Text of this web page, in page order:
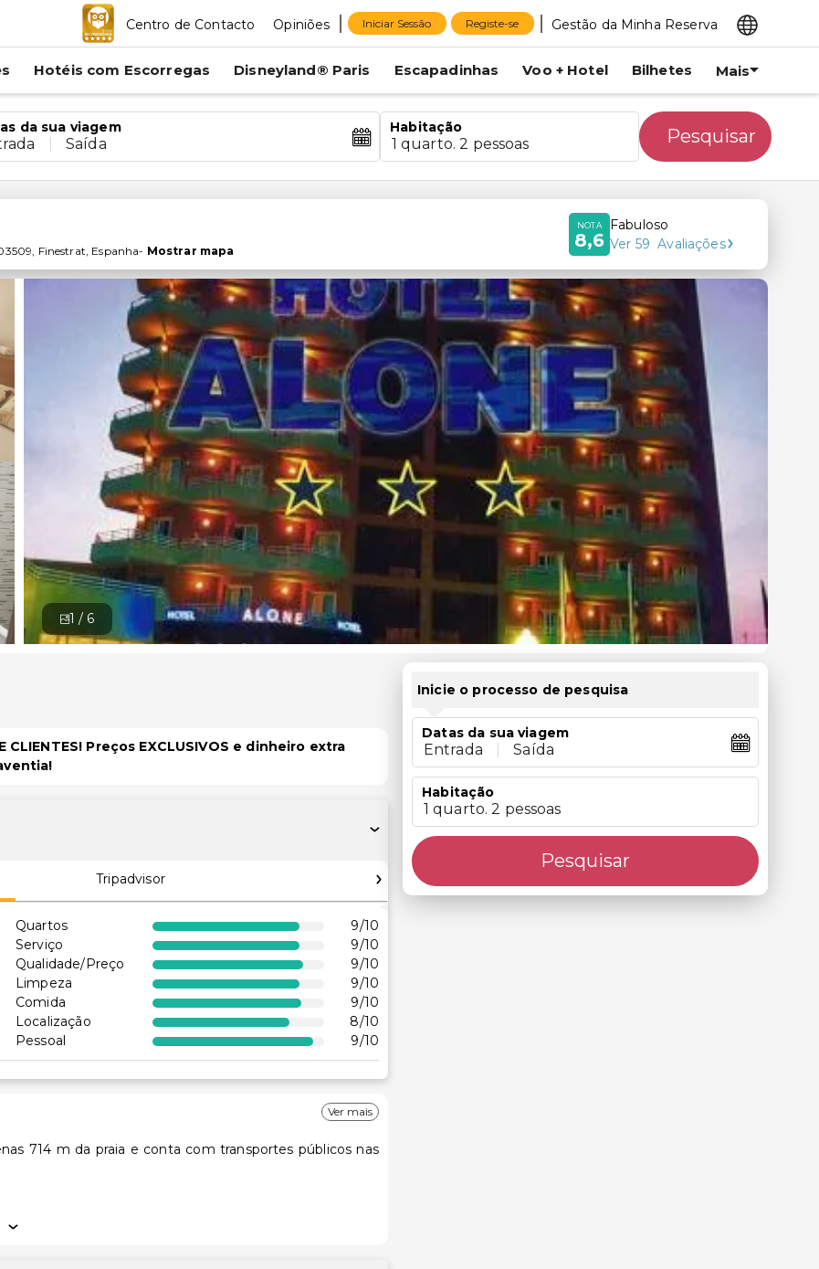
Centro de Contacto Opiniões Iniciar Sessão Registe-se Gestão da Minha Reserva
Hotéis com Escorregas Disneyland® Paris Escapadinhas Voo + Hotel Bilhetes Mais
da sua viagem
Saída
Habitação
1 quarto. 2 pessoas Pesquisar
, Finestrat, Espanha- Mostrar mapa
NOTA
8,6
Fabuloso
Ver 59 Avaliações
1 / 6
CLIENTES! Preços EXCLUSIVOS e dinheiro extra
Tripadvisor
Quartos 9/10
Serviço
9/10
Qualidade/Preço
9/10
Limpeza
9/10
Comida
9/10
Localização
8/10
Pessoal
9/10
Ver mais
714 m da praia e conta com transportes públicos nas
Inicie o processo de pesquisa
Datas da sua viagem
Entrada Saída
Habitação
1 quarto. 2 pessoas
Pesquisar